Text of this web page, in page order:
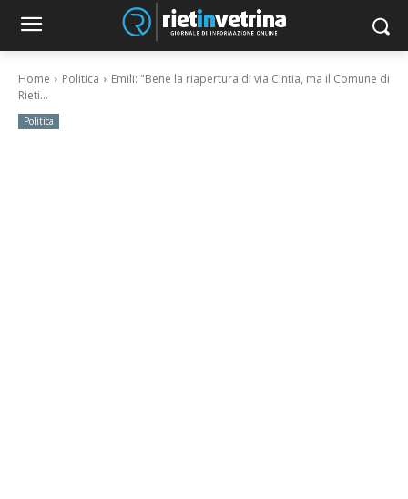
Home Politica
Emili: "Bene la riapertura di via Cintia, ma il Comune di
Rieti...
Politica